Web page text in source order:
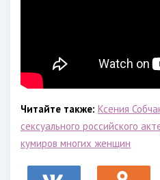
Читайте также: Ксения
сексуального российского
кумиров многих женщин